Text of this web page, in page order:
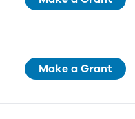
Make a Grant